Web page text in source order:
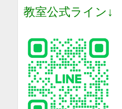
教室公式ライン↓